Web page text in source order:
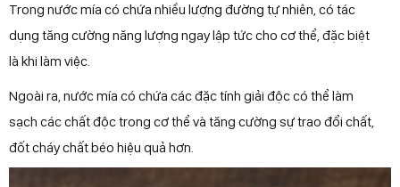
Trong nước mía có chứa nhiều lượng đường tự nhiên, có tác
dụng tăng cường năng lượng ngay lập tức cho cơ thể, đặc biệt
là khi làm việc.
Ngoài ra, nước mía có chứa các đặc tính giải độc có thể làm
sạch các chất độc trong cơ thể và tăng cường sự trao đổi chất,
đốt cháy chất béo hiệu quả hơn.